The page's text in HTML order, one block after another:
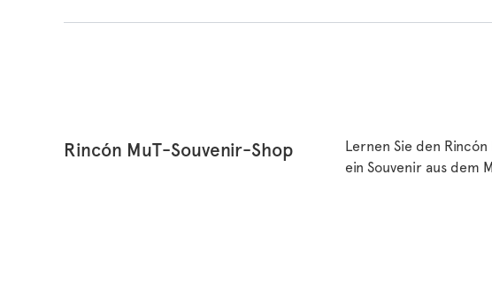
Rincón MuT-Souvenir-Shop
Lernen Sie den
ein Souvenir aus dem